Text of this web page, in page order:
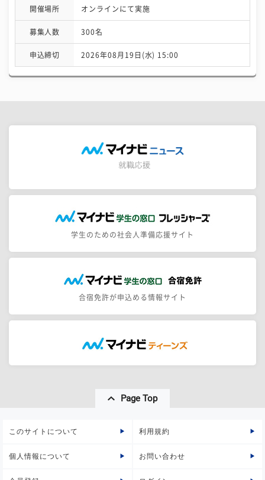
開催場所 オンラインにて実施
募集人数 300名
申込締切 2026年08月19日(水) 15:00
学生のための社会人準備応援サイト
合宿免許が申込める情報サイト
Page Top
このサイトについて 利用規約
個人情報について お問い合わせ